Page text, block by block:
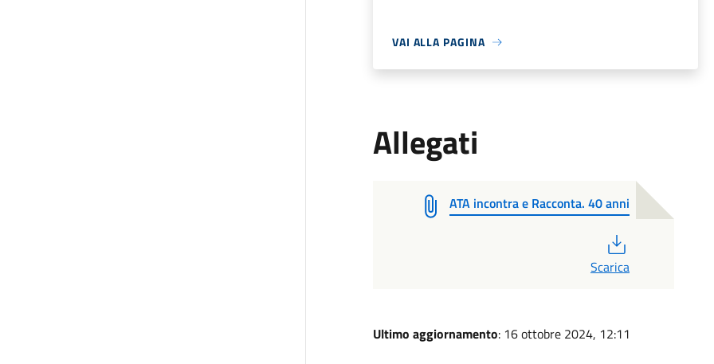
VAI ALLA PAGINA
Allegati
ATA incontra e Racconta. 40 anni
Scarica
Ultimo aggiornamento: 16 ottobre 2024, 12:11